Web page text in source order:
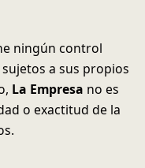
ningún control
a sus propios
La Empresa no es
o exactitud de la